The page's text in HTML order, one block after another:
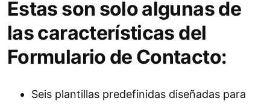
Estas son solo algunas de
las características del
Formulario de Contacto:
Seis plantillas predefinidas diseñadas para